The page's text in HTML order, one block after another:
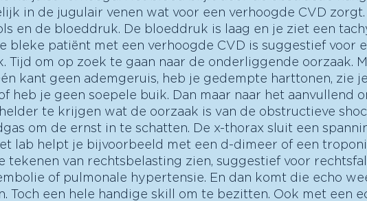
in de jugulair venen wat voor een verhoogde CVD
en de bloeddruk. De bloeddruk is laag en je ziet een
bleke patiënt met een verhoogde CVD is suggestief voor
Tijd om op zoek te gaan naar de onderliggende oorzaak.
kant geen ademgeruis, heb je gedempte harttonen, zie
heb je geen soepele buik. Dan maar naar het aanvullend
te krijgen wat de oorzaak is van de obstructieve
om de ernst in te schatten. De x-thorax sluit een
lab helpt je bijvoorbeeld met een d-dimeer of een
tekenen van rechtsbelasting zien, suggestief voor
of pulmonale hypertensie. En dan komt die echo
Toch een hele handige skill om te bezitten. Ook met een